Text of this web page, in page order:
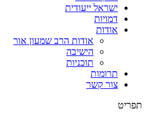
ישראל ייעודית
דמויות
אודות
אודות הרב שמעון אור
הישיבה
תוכניות
תרומות
צור קשר
תפריט